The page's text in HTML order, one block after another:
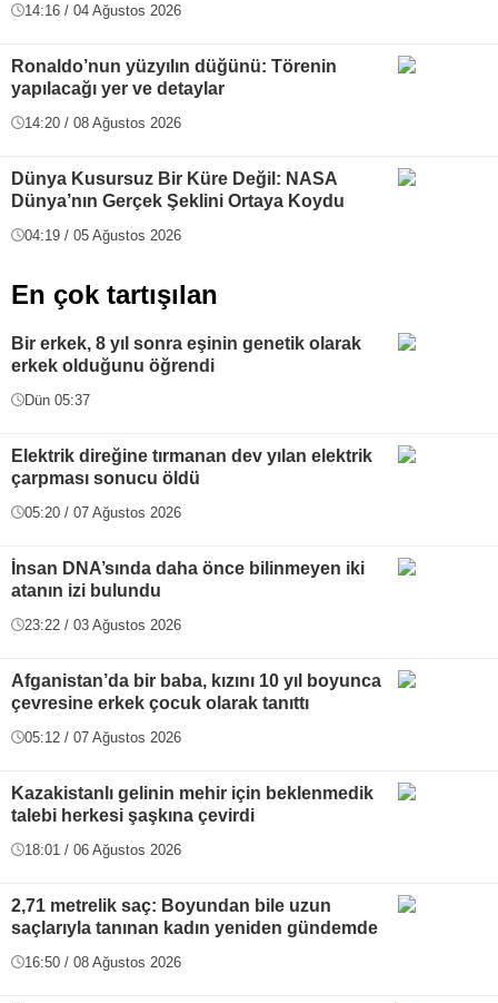
14:16 / 04 Ağustos 2026
Ronaldo’nun yüzyılın düğünü: Törenin
yapılacağı yer ve detaylar
14:20 / 08 Ağustos 2026
Dünya Kusursuz Bir Küre Değil: NASA
Dünya’nın Gerçek Şeklini Ortaya Koydu
04:19 / 05 Ağustos 2026
En çok tartışılan
Bir erkek, 8 yıl sonra eşinin genetik olarak
erkek olduğunu öğrendi
Dün 05:37
Elektrik direğine tırmanan dev yılan elektrik
çarpması sonucu öldü
05:20 / 07 Ağustos 2026
İnsan DNA’sında daha önce bilinmeyen iki
atanın izi bulundu
23:22 / 03 Ağustos 2026
Afganistan’da bir baba, kızını 10 yıl boyunca
çevresine erkek çocuk olarak tanıttı
05:12 / 07 Ağustos 2026
Kazakistanlı gelinin mehir için beklenmedik
talebi herkesi şaşkına çevirdi
18:01 / 06 Ağustos 2026
2,71 metrelik saç: Boyundan bile uzun
saçlarıyla tanınan kadın yeniden gündemde
16:50 / 08 Ağustos 2026